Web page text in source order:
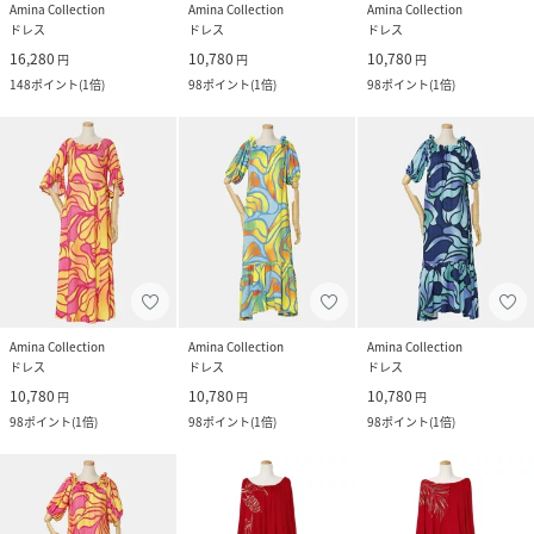
Amina Collection
ドレス
16,280 円
148ポイント(1倍)
Amina Collection
ドレス
10,780 円
98ポイント(1倍)
Amina Collection
ドレス
10,780 円
98ポイント(1倍)
Amina Collection
ドレス
10,780 円
98ポイント(1倍)
Amina Collection
ドレス
10,780 円
98ポイント(1倍)
Amina Collection
ドレス
10,780 円
98ポイント(1倍)